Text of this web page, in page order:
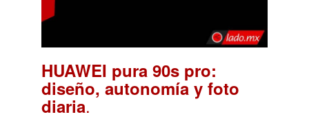
HUAWEI pura 90s pro:
diseño, autonomía y foto
diaria.